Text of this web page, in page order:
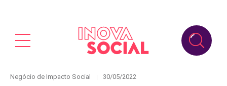
Categories
Negócio de Impacto Social
Posted
30/05/2022